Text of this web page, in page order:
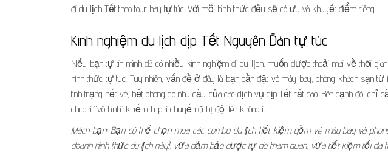
đi du lịch Tết theo tour hay tự túc. Với mỗi hình thức đều sẽ có ưu và khuyết điểm riêng.
Kinh nghiệm du lịch dịp Tết Nguyên Đán tự túc
Nếu bạn tự tin mình đã có nhiều kinh nghiệm đi du lịch, muốn được thoải mái về thời
hình thức tự túc. Tuy nhiên, vấn đề ở đây là bạn cần đặt vé máy bay, phòng khách sạn
tình trạng hết vé, hết phòng do nhu cầu của các dịch vụ dịp Tết rất cao. Bên cạnh đó,
chi phí “vô hình” khiến chi phí chuyến đi bị đội lên không ít.
Mách bạn: Bạn có thể chọn mua các combo du lịch tiết kiệm gồm vé máy bay và
doanh hình thức du lịch này), vừa đảm bảo được tự do tham quan, vừa tiết kiệm tối đa